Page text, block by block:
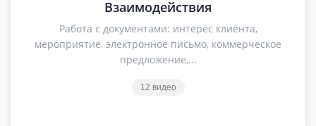
Взаимодействия
Работа с документами: интерес клиента,
мероприятие, электронное письмо, коммерческое
предложение,...
12 видео